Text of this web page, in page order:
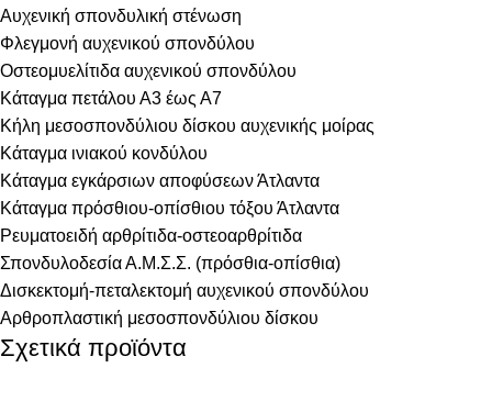
Αυχενική σπονδυλική στένωση
Φλεγμονή αυχενικού σπονδύλου
Οστεομυελίτιδα αυχενικού σπονδύλου
Κάταγμα πετάλου Α3 έως Α7
Κήλη μεσοσπονδύλιου δίσκου αυχενικής μοίρας
Κάταγμα ινιακού κονδύλου
Κάταγμα εγκάρσιων αποφύσεων Άτλαντα
Κάταγμα πρόσθιου-οπίσθιου τόξου Άτλαντα
Ρευματοειδή αρθρίτιδα-οστεοαρθρίτιδα
Σπονδυλοδεσία Α.Μ.Σ.Σ. (πρόσθια-οπίσθια)
Δισκεκτομή-πεταλεκτομή αυχενικού σπονδύλου
Αρθροπλαστική μεσοσπονδύλιου δίσκου
Σχετικά προϊόντα